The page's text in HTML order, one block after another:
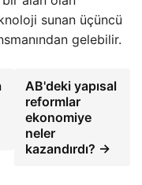
sunan üçüncü
gelebilir.
AB'deki yapısal
reformlar
ekonomiye
neler
kazandırdı? →